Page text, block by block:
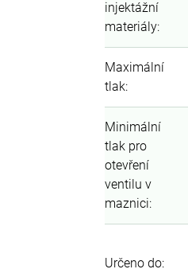
injektážní
materiály:
Maximální
tlak:
Minimální
tlak pro
otevření
ventilu v
maznici:
Určeno do: